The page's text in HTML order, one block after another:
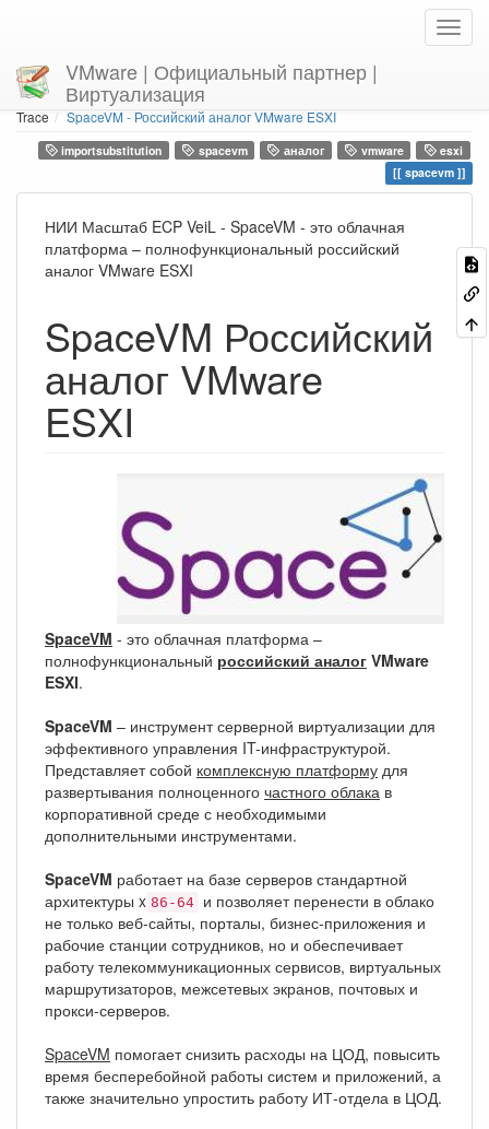
VMware | Официальный партнер |
Виртуализация
You are here
Home
Trace
SpaceVM - Российский аналог VMware ESXI
importsubstitution spacevm аналог vmware
esxi
spacevm
НИИ Масштаб ECP VeiL - SpaceVM - это облачная
платформа – полнофункциональный российский
аналог VMware ESXI
SpaceVM Российский
аналог VMware
ESXI
SpaceVM - это облачная платформа –
полнофункциональный российский аналог VMware
ESXI.
SpaceVM – инструмент серверной виртуализации для
эффективного управления IT-инфраструктурой.
Представляет собой комплексную платформу для
развертывания полноценного частного облака в
корпоративной среде с необходимыми
дополнительными инструментами.
SpaceVM работает на базе серверов стандартной
архитектуры x 86-64 и позволяет перенести в облако
не только веб-сайты, порталы, бизнес-приложения и
рабочие станции сотрудников, но и обеспечивает
работу телекоммуникационных сервисов, виртуальных
маршрутизаторов, межсетевых экранов, почтовых и
прокси-серверов.
SpaceVM помогает снизить расходы на ЦОД, повысить
время бесперебойной работы систем и приложений, а
также значительно упростить работу ИТ-отдела в ЦОД.